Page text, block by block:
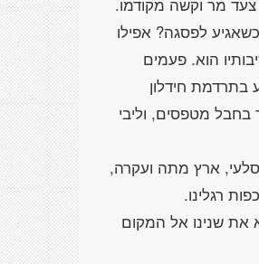
מר וקשה מקודמו.
לפסגה? אפילו
הוא. פעמים
בתרדמת חידלון
מטפסים, וליבי
ארץ מתה ועקרה,
את שנינו אל המקום